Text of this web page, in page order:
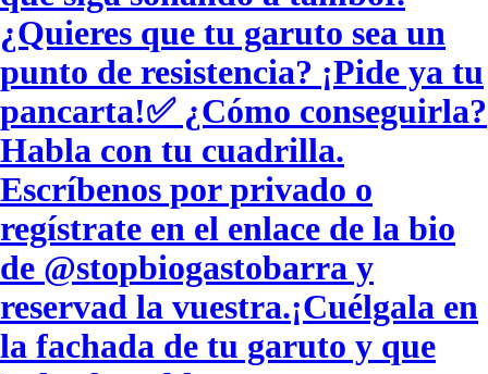
¿Quieres que tu garuto sea un
punto de resistencia? ¡Pide ya tu
pancarta! ​✅ ¿Cómo conseguirla? ​
Habla con tu cuadrilla. ​
Escríbenos por privado o
regístrate en el enlace de la bio
de @stopbiogastobarra y
reservad la vuestra. ​¡Cuélgala en
la fachada de tu garuto y que